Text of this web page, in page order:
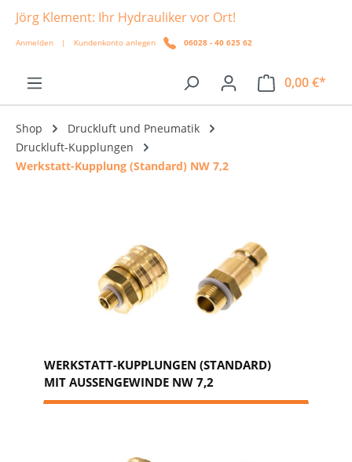
springen
Jörg Klement: Ihr Hydrauliker vor Ort!
Anmelden | Kundenkonto anlegen 06028 - 40 625 62
0,00 €*
Shop
Druckluft und Pneumatik
Druckluft-Kupplungen
Werkstatt-Kupplung (Standard) NW 7,2
WERKSTATT-KUPPLUNGEN (STANDARD)
MIT AUSSENGEWINDE NW 7,2